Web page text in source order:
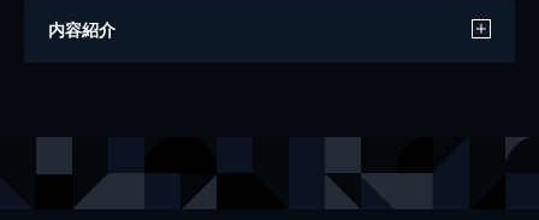
著者
三津キヨ
内容紹介